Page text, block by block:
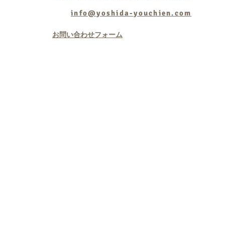
info@yoshida-youchien.com
お問い合わせフォーム